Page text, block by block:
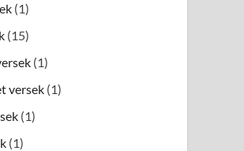
(1)
(15)
(1)
versek (1)
(1)
(1)